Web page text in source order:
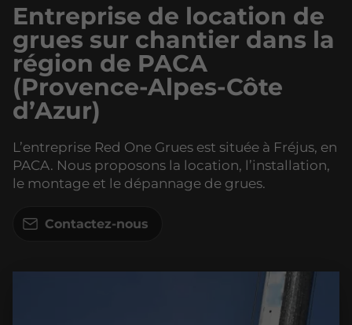
Entreprise de location de
grues sur chantier dans la
région de PACA
(Provence-Alpes-Côte
d’Azur)
L’entreprise Red One Grues est située à Fréjus, en
PACA. Nous proposons la location, l’installation,
le montage et le dépannage de grues.
Contactez-nous